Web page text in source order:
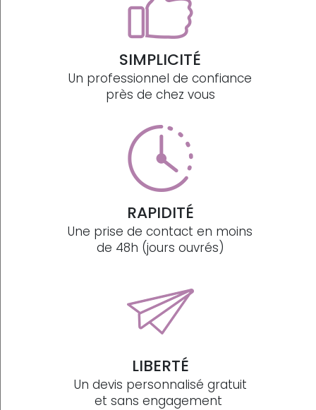
SIMPLICITÉ
Un professionnel de confiance
près de chez vous
RAPIDITÉ
Une prise de contact en moins
de 48h (jours ouvrés)
LIBERTÉ
Un devis personnalisé gratuit
et sans engagement